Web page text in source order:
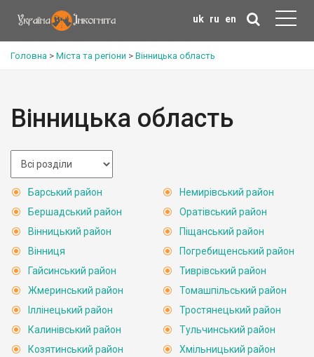
uk ru en
Головна > Міста та регіони > Вінницька область
Вінницька область
Барський район
Бершадський район
Вінницький район
Вінниця
Гайсинський район
Жмеринський район
Іллінецький район
Калинівський район
Козятинський район
Немирівський район
Оратівський район
Піщанський район
Погребищенський район
Тиврівський район
Томашпільський район
Тростянецький район
Тульчинський район
Хмільницький район